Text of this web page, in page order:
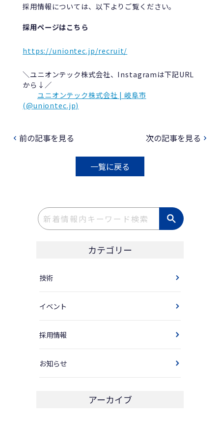
採用情報については、以下よりご覧ください。
採用ページはこちら
https://uniontec.jp/recruit/
＼ユニオンテック株式会社、Instagramは下記URL
から↓／
ユニオンテック株式会社 | 岐阜市
(@uniontec.jp)
navigate_before前の記事を見る
一覧に戻る
次の記事を見る navigate_next
カテゴリー
技術
イベント
採用情報
お知らせ
アーカイブ